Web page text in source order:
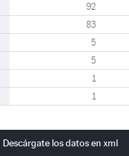
92
83
5
5
1
1
Descárgate los datos en xml